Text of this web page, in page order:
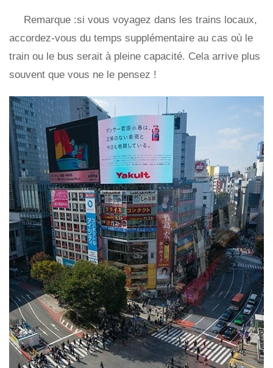
Remarque :si vous voyagez dans les trains locaux,
accordez-vous du temps supplémentaire au cas où le
train ou le bus serait à pleine capacité. Cela arrive plus
souvent que vous ne le pensez !